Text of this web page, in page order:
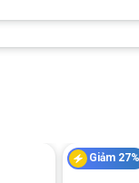
Giảm 27%